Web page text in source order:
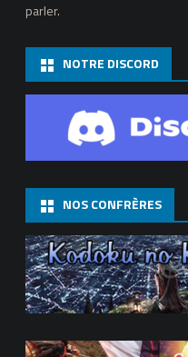
parler.
NOTRE DISCORD
NOS CONFRÈRES